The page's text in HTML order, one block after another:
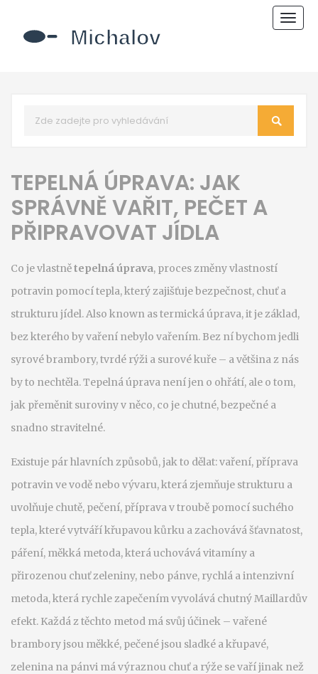
TEPELNÁ ÚPRAVA: JAK
SPRÁVNĚ VAŘIT, PEČET A
PŘIPRAVOVAT JÍDLA
Co je vlastnětepelná úprava, proces změny vlastností
potravin pomocí tepla, který zajišťuje bezpečnost, chuť a
strukturu jídel. Also known astermická úprava, it je základ,
bez kterého by vaření nebylo vařením. Bez ní bychom jedli
syrové brambory, tvrdé rýži a surové kuře – a většina z nás
by to nechtěla. Tepelná úprava není jen o ohřátí, ale o tom,
jak přeměnit suroviny v něco, co je chutné, bezpečné a
snadno stravitelné.
Existuje pár hlavních způsobů, jak to dělat:vaření, příprava
potravin ve vodě nebo vývaru, která zjemňuje strukturu a
uvolňuje chutě, pečení, příprava v troubě pomocí suchého
tepla, které vytváří křupavou kůrku a zachovává šťavnatost,
páření, měkká metoda, která uchovává vitamíny a
přirozenou chuť zeleniny, nebo pánve, rychlá a intenzivní
metoda, která rychle zapečením vyvolává chutný Maillardův
efekt. Každá z těchto metod má svůj účinek – vařené
brambory jsou měkké, pečené jsou sladké a křupavé,
zelenina na pánvi má výraznou chuť a rýže se vaří jinak než